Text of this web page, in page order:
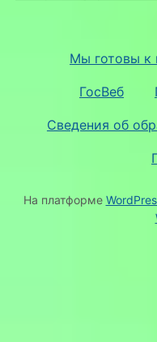
Мы готовы к
ГосВеб
Сведения об
На платформе